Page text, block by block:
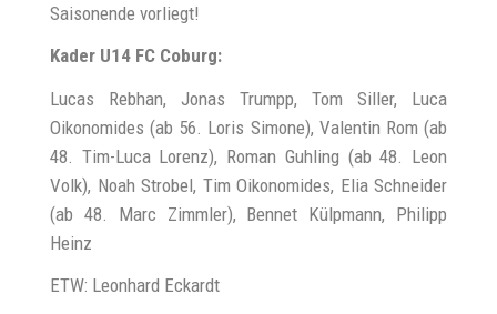
Saisonende vorliegt!
Kader U14 FC Coburg:
Lucas Rebhan, Jonas Trumpp, Tom Siller, Luca
Oikonomides (ab 56. Loris Simone), Valentin Rom (ab
48. Tim-Luca Lorenz), Roman Guhling (ab 48. Leon
Volk), Noah Strobel, Tim Oikonomides, Elia Schneider
(ab 48. Marc Zimmler), Bennet Külpmann, Philipp
Heinz
ETW: Leonhard Eckardt